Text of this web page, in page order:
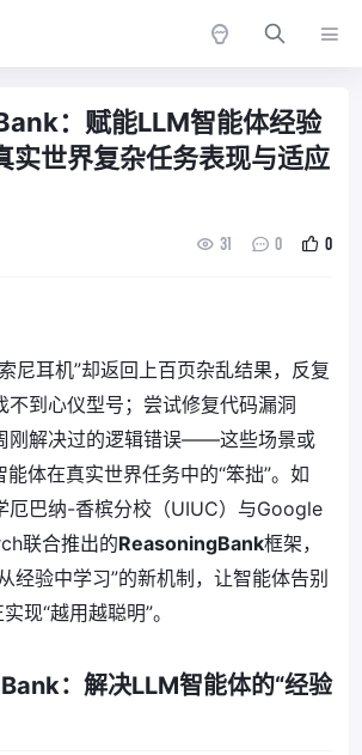
：赋能LLM智能体经验
实世界复杂任务表现与适应
31 0 0
尼耳机”却返回上百页杂乱结果，反复
不到心仪型号；尝试修复代码漏洞
刚解决过的逻辑错误——这些场景或
体在真实世界任务中的“笨拙”。如
厄巴纳-香槟分校（UIUC）与Google
联合推出的ReasoningBank框架，
经验中学习”的新机制，让智能体告别
现“越用越聪明”。
：解决LLM智能体的“经验